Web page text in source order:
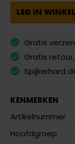
LEG IN
Gratis
Gratis
Spijkerhard
KENMERKEN
Artikelnummer
Hoofdgroep